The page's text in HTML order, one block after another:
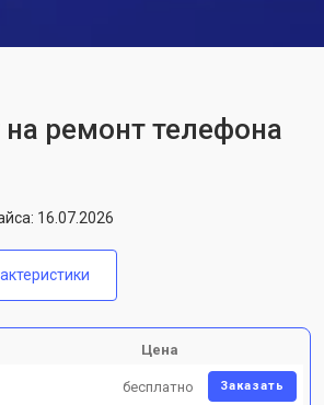
ремонт телефона
16.07.2026
Цена
бесплатно Заказать